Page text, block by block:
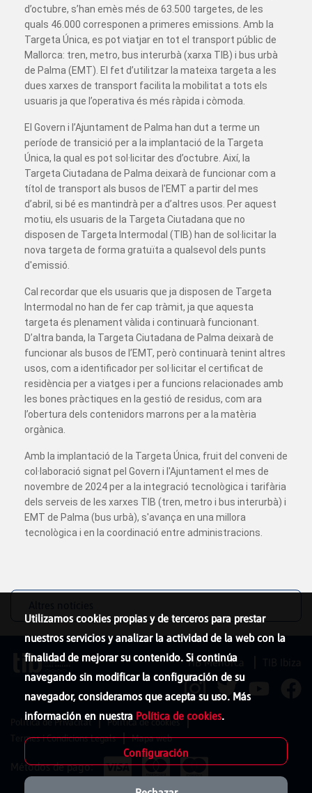
d’octubre, s’han emès més de 63.500 targetes, de les
quals 46.000 corresponen a primeres emissions. Amb la
Targeta Única, es pot viatjar en tot el transport públic de
Mallorca: tren, metro, bus interurbà (xarxa TIB) i bus urbà
de Palma (EMT). El fet d’utilitzar la mateixa targeta a les
dues xarxes de transport facilita la mobilitat a tots els
usuaris ja que l’operativa és més ràpida i còmoda.
El Govern i l’Ajuntament de Palma han dut a terme un
període de transició per a la implantació de la Targeta
Única, la qual es pot sol·licitar des d’octubre. Així, la
Targeta Ciutadana de Palma deixarà de funcionar com a
títol de transport als busos de l'EMT a partir del mes
d’abril, si bé es mantindrà per a d’altres usos. Per aquest
motiu, els usuaris de la Targeta Ciutadana que no
disposen de Targeta Intermodal (TIB) han de sol·licitar la
nova targeta de forma gratuïta a qualsevol dels punts
d'emissió.
Cal recordar que els usuaris que ja disposen de Targeta
Intermodal no han de fer cap tràmit, ja que aquesta
targeta és plenament vàlida i continuarà funcionant.
D’altra banda, la Targeta Ciutadana de Palma deixarà de
funcionar als busos de l’EMT, però continuarà tenint altres
usos, com a identificador per sol·licitar el certificat de
residència per a viatges i per a funcions relacionades amb
les bones pràctiques en la gestió de residus, com ara
l’obertura dels contenidors marrons per a la matèria
orgànica.
Amb la implantació de la Targeta Única, fruit del conveni de
col·laboració signat pel Govern i l'Ajuntament el mes de
novembre de 2024 per a la integració tecnològica i tarifària
dels serveis de les xarxes TIB (tren, metro i bus interurbà) i
EMT de Palma (bus urbà), s'avança en una millora
tecnològica i en la coordinació entre administracions.
Utilizamos cookies propias y de terceros para prestar
nuestros servicios y analizar la actividad de la web con la
finalidad de mejorar su contenido. Si continúa
navegando sin modificar la configuración de su
navegador, consideramos que acepta su uso. Más
información en nuestra Política de cookies.
Configuración
TIB Menorca
Política de Privacitat
Política de cookies
Termes i Condicions Legals
Mapa web
Métodos de pago: